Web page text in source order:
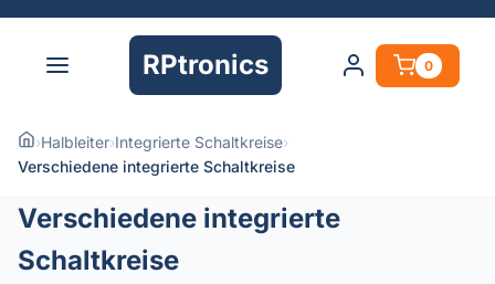
RPtronics 0
›Halbleiter›Integrierte Schaltkreise›
Verschiedene integrierte Schaltkreise
Verschiedene integrierte
Schaltkreise